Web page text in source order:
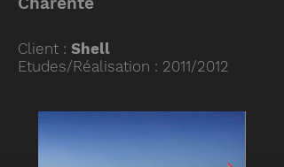
Client : Shell
Etudes/Réalisation : 2011/2012